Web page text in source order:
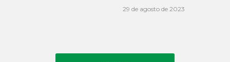
29 de agosto de 2023